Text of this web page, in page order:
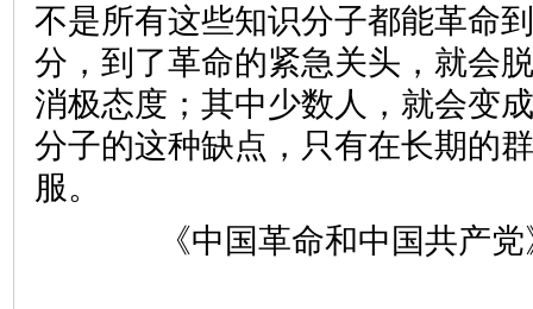
不是所有这些知识分子都能革命
分，到了革命的紧急关头，就会
消极态度；其中少数人，就会变
分子的这种缺点，只有在长期的
服。
《中国革命和中国共产